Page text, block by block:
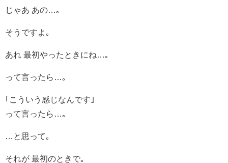
じゃあ あの…｡
そうですよ｡
あれ 最初やったときにね…｡
って言ったら…｡
｢こういう感じなんです｣
って言ったら…｡
…と思って｡
それが 最初のときで｡